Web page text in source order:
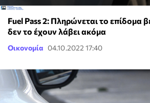
Fuel Pass 2: Πληρώνεται το επίδομα
δεν το έχουν λάβει ακόμα
Οικονομία 04.10.2022 17:40